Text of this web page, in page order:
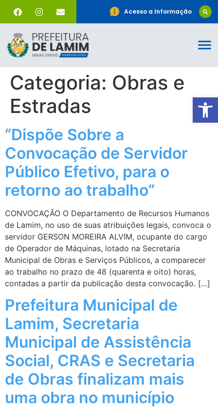
Acesso a Informação
Categoria: Obras e
Estradas
“Dispõe Sobre a
Convocação de Servidor
Público Efetivo, para o
retorno ao trabalho”
CONVOCAÇÃO O Departamento de Recursos Humanos
de Lamim, no uso de suas atribuições legais, convoca o
servidor GERSON MOREIRA ALVIM, ocupante do cargo
de Operador de Máquinas, lotado na Secretaria
Municipal de Obras e Serviços Públicos, a comparecer
ao trabalho no prazo de 48 (quarenta e oito) horas,
contadas a partir da publicação desta convocação. […]
Prefeitura Municipal de
Lamim, Secretaria
Municipal de Assistência
Social, CRAS e Secretaria
de Obras finalizam mais
uma obra no município